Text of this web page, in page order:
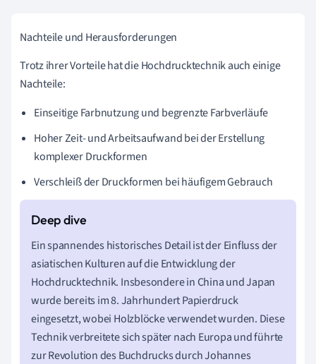
Nachteile und Herausforderungen
Trotz ihrer Vorteile hat die Hochdrucktechnik auch einige
Nachteile:
Einseitige Farbnutzung und begrenzte Farbverläufe
Hoher Zeit- und Arbeitsaufwand bei der Erstellung
komplexer Druckformen
Verschleiß der Druckformen bei häufigem Gebrauch
Ein spannendes historisches Detail ist der Einfluss der
asiatischen Kulturen auf die Entwicklung der
Hochdrucktechnik. Insbesondere in China und Japan
wurde bereits im 8. Jahrhundert Papierdruck
eingesetzt, wobei Holzblöcke verwendet wurden. Diese
Technik verbreitete sich später nach Europa und führte
zur Revolution des Buchdrucks durch Johannes